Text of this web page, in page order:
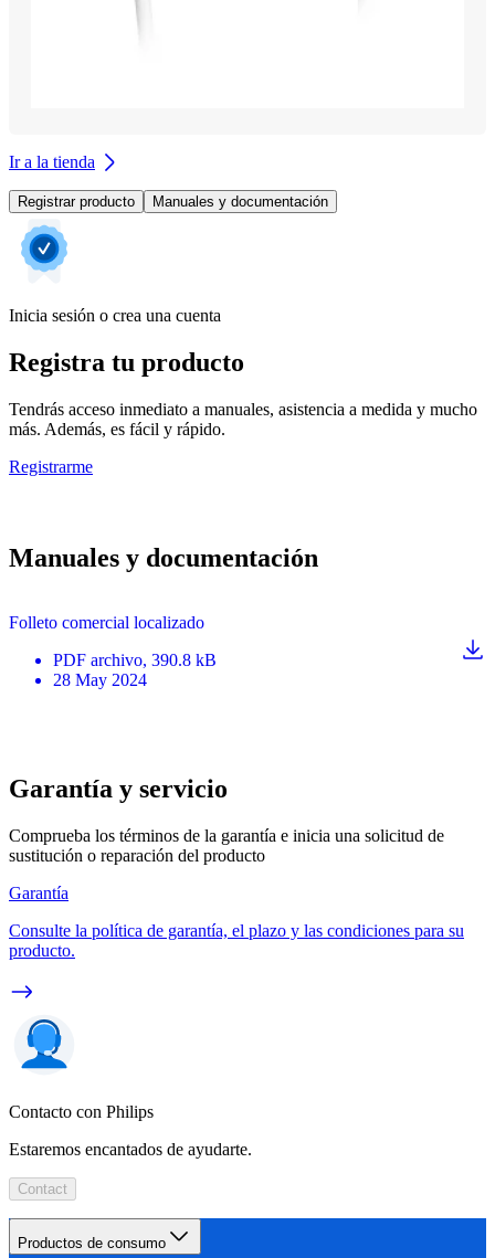
Ir a la tienda
Registrar producto Manuales y documentación
Inicia sesión o crea una cuenta
Registra tu producto
Tendrás acceso inmediato a manuales, asistencia a medida y mucho
más. Además, es fácil y rápido.
Registrarme
Manuales y documentación
Folleto comercial localizado
PDF archivo, 390.8 kB
28 May 2024
Garantía y servicio
Comprueba los términos de la garantía e inicia una solicitud de
sustitución o reparación del producto
Garantía
Consulte la política de garantía, el plazo y las condiciones para su
producto.
Contacto con Philips
Estaremos encantados de ayudarte.
Contact
Productos de consumo